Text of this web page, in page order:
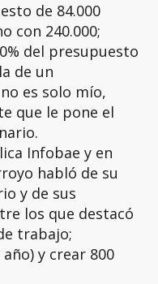
de 84.000
con 240.000;
del presupuesto
de un
es solo mío,
que le pone el
Infobae y en
habló de su
y de sus
los que destacó
trabajo;
y crear 800